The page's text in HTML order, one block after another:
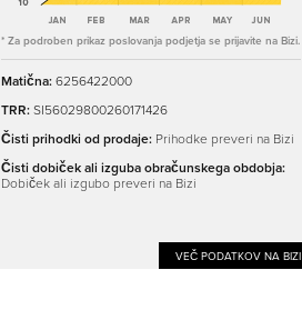
* Za podroben prikaz poslovanja podjetja se prijavite na Bizi.
Matična:6256422000
TRR:SI56029800260171426
Čisti prihodki od prodaje: Prihodke preveri na Bizi
Čisti dobiček ali izguba obračunskega obdobja:
Dobiček ali izgubo preveri na Bizi
VEČ PODATKOV NA BIZI